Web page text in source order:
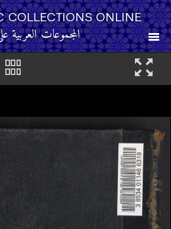
COLLECTIONS ONLINE
المجموعات العربية
About
Browse
Browse by Category
Search